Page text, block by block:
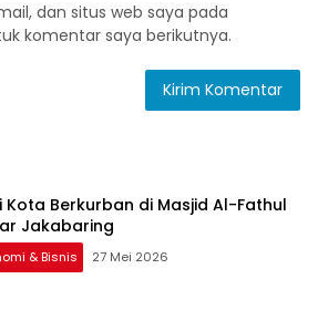
dan situs web saya pada
komentar saya berikutnya.
Kota Berkurban di Masjid Al-Fathul
Jakabaring
& Bisnis 27 Mei 2026